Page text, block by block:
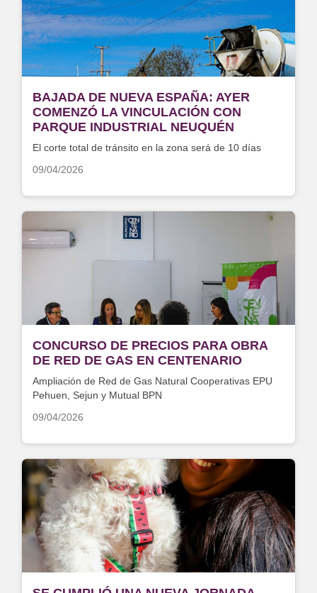
BAJADA DE NUEVA ESPAÑA: AYER
COMENZÓ LA VINCULACIÓN CON
PARQUE INDUSTRIAL NEUQUÉN
El corte total de tránsito en la zona será de 10 días
09/04/2026
CONCURSO DE PRECIOS PARA OBRA
DE RED DE GAS EN CENTENARIO
Ampliación de Red de Gas Natural Cooperativas EPU
Pehuen, Sejun y Mutual BPN
09/04/2026